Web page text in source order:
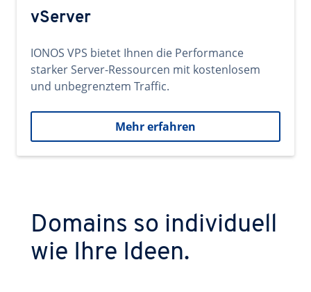
vServer
IONOS VPS bietet Ihnen die Performance
starker Server-Ressourcen mit kostenlosem
und unbegrenztem Traffic.
Mehr erfahren
Domains so individuell
wie Ihre Ideen.